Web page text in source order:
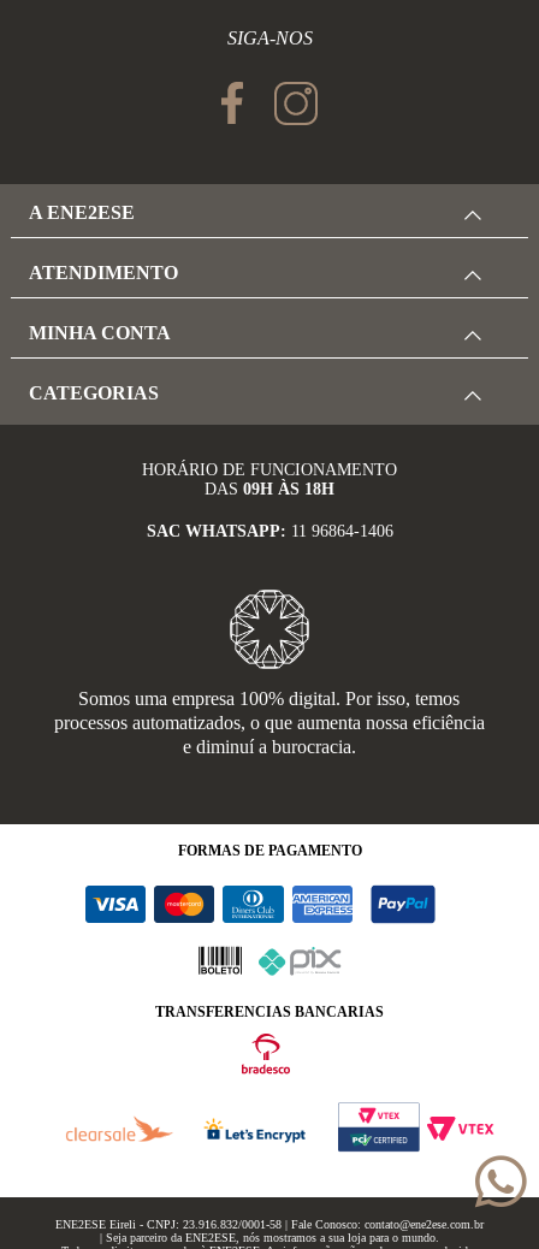
SIGA-NOS
A ENE2ESE
ATENDIMENTO
MINHA CONTA
CATEGORIAS
HORÁRIO DE FUNCIONAMENTO
DAS 09H ÀS 18H
SAC WHATSAPP: 11 96864-1406
Somos uma empresa 100% digital. Por isso, temos
processos automatizados, o que aumenta nossa eficiência
e diminuí a burocracia.
FORMAS DE PAGAMENTO
TRANSFERENCIAS BANCARIAS
ENE2ESE Eireli - CNPJ: 23.916.832/0001-58 | Fale Conosco: contato@ene2ese.com.br
| Seja parceiro da ENE2ESE, nós mostramos a sua loja para o mundo.